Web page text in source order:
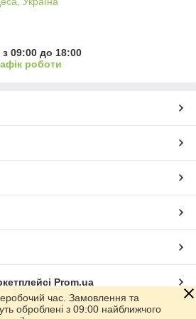
09:00 до 18:00
роботи
Prom.ua
час. Замовлення та
оброблені з 09:00 найближчого